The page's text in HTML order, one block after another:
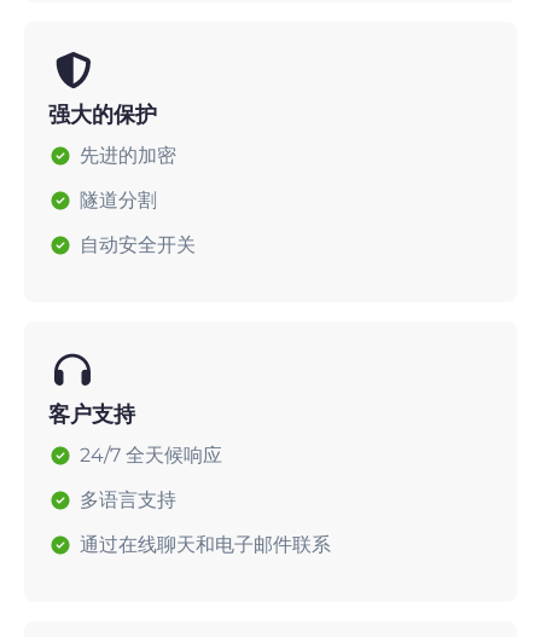
强大的保护
先进的加密
隧道分割
自动安全开关
客户支持
24/7 全天候响应
多语言支持
通过在线聊天和电子邮件联系